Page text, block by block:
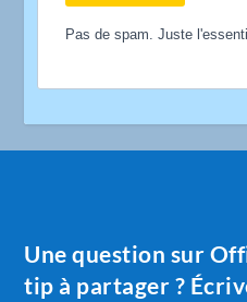
Pas de spam. Juste
Une question sur
tip à partager ?